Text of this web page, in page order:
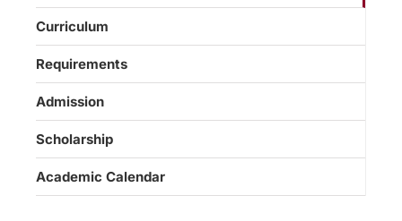
Curriculum
Requirements
Admission
Scholarship
Academic Calendar